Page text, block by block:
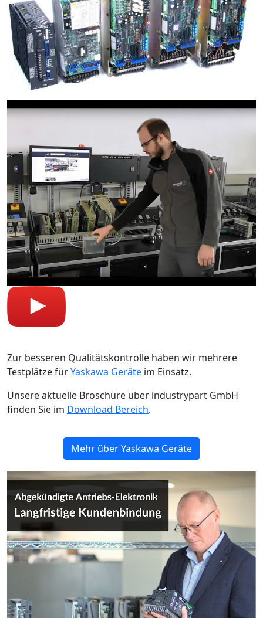
Zur besseren Qualitätskontrolle haben wir mehrere
Testplätze fürYaskawa Geräte im Einsatz.
Unsere aktuelle Broschüre über industrypart GmbH
finden Sie im Download Bereich.
Mehr über Yaskawa Geräte